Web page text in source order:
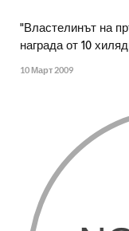
"Властелинът на
награда от 10
10 Март 2009